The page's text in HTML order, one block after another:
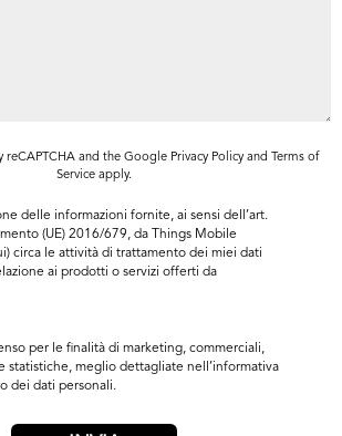
reCAPTCHA and the Google Privacy Policyand
Terms of
Service apply.
delle informazioni fornite, ai sensi dell’art.
(UE) 2016/679, da Things Mobile
circa le attività di trattamento dei miei dati
ai prodotti o servizi offerti da
per le finalità di marketing, commerciali,
statistiche, meglio dettagliate nell’informativa
dei dati personali.